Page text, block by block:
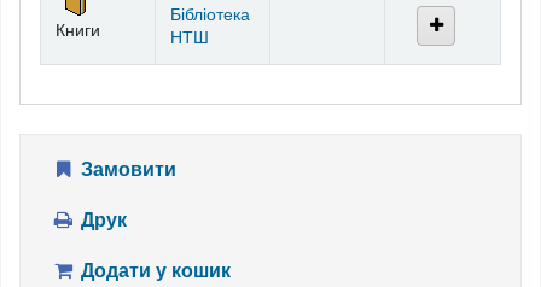
Книги
Бібліотека
НТШ
Замовити
Друк
Додати у кошик